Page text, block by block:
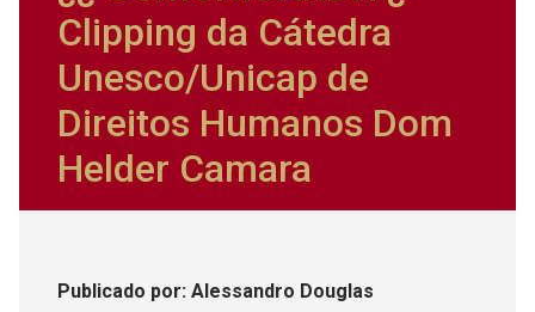
Clipping da Cátedra
Unesco/Unicap de
Direitos Humanos Dom
Helder Camara
Publicado por: Alessandro Douglas